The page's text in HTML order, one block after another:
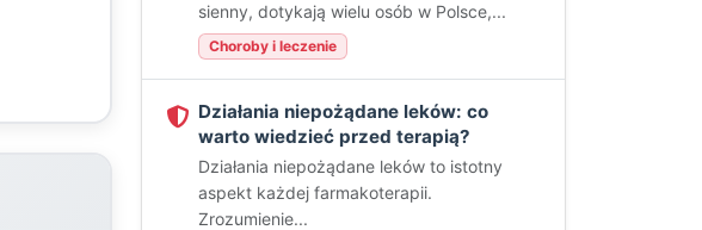
sienny, dotykają wielu osób w Polsce,...
Choroby i leczenie
Działania niepożądane leków: co
warto wiedzieć przed terapią?
Działania niepożądane leków to istotny
aspekt każdej farmakoterapii.
Zrozumienie...